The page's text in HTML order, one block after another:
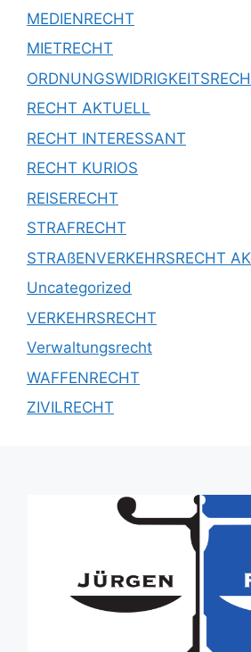
MEDIENRECHT
MIETRECHT
RECHT AKTUELL
RECHT INTERESSANT
RECHT KURIOS
REISERECHT
STRAFRECHT
STRAßENVERKEHRSRECHT
Uncategorized
VERKEHRSRECHT
Verwaltungsrecht
WAFFENRECHT
ZIVILRECHT